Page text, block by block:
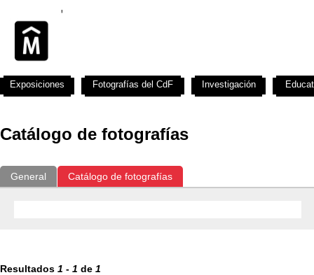
Catálogo de fotografías
General Catálogo de fotografías
Resultados 1 - 1 de 1
Exposiciones Fotografías del CdF Investigación